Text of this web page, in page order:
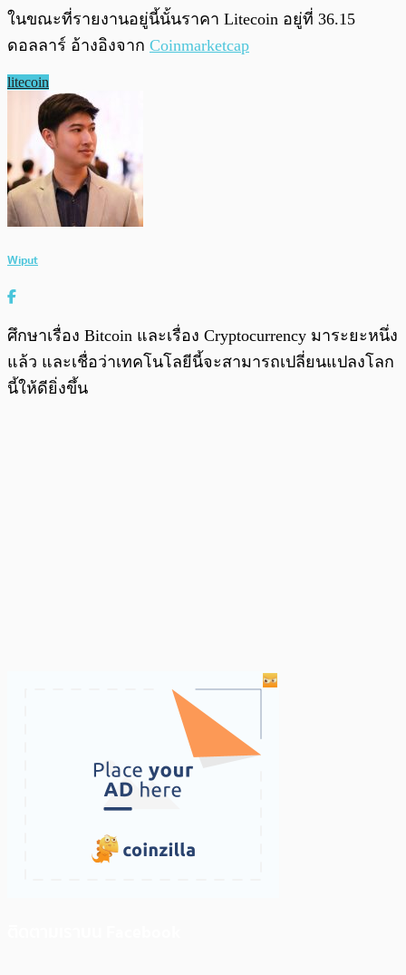
ในขณะที่รายงานอยู่นี้นั้นราคา Litecoin อยู่ที่ 36.15
ดอลลาร์ อ้างอิงจาก Coinmarketcap
litecoin
Wiput
ศึกษาเรื่อง Bitcoin และเรื่อง Cryptocurrency มาระยะหนึ่ง
แล้ว และเชื่อว่าเทคโนโลยีนี้จะสามารถเปลี่ยนแปลงโลก
นี้ให้ดียิ่งขึ้น